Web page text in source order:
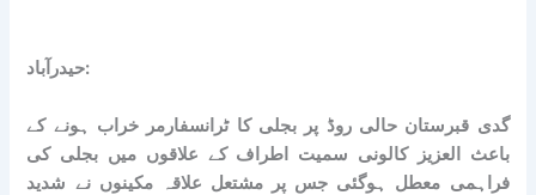
حیدرآباد:
گدی قبرستان حالی روڈ پر بجلی کا ٹرانسفارمر خراب ہونے کے
باعث العزیز کالونی سمیت اطراف کے علاقوں میں بجلی کی
فراہمی معطل ہوگئی جس پر مشتعل علاقہ مکینوں نے شدید